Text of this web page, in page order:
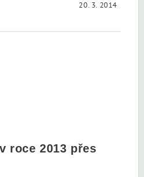
20. 3. 2014
roce 2013 přes